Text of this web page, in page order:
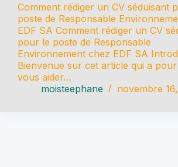
Comment rédiger un CV séduisant
poste de Responsable
EDF SA Comment rédiger un CV
pour le poste de Responsable
Environnement chez EDF SA
Bienvenue sur cet article qui a
vous aider…
moisteephane
novembre